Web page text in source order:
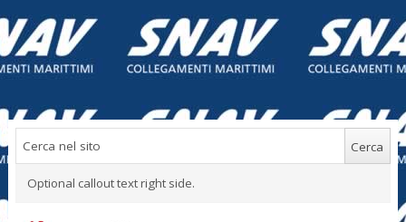
Optional callout text right side.